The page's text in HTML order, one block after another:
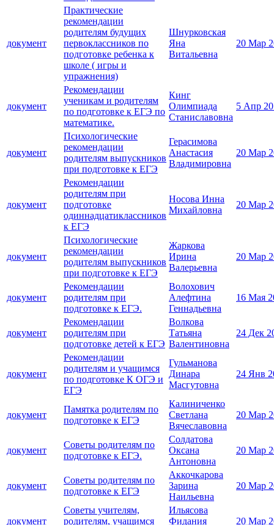
документ
Практические
рекомендации
родителям будущих
первоклассников по
подготовке ребенка к
школе ( игры и
упражнения)
Шнурковская
Яна
Витальевна
20 Мар
документ
Рекомендации
ученикам и родителям
по подготовке к ЕГЭ по
математике.
Кинг
Олимпиада
Станиславовна
5 Апр
документ
Психологические
рекомендации
родителям выпускников
при подготовке к ЕГЭ
Герасимова
Анастасия
Владимировна
20 Мар
документ
Рекомендации
родителям при
подготовке
одиннадцатиклассников
к ЕГЭ
Носова Инна
Михайловна
20 Мар
документ
Психологические
рекомендации
родителям выпускников
при подготовке к ЕГЭ
Жаркова
Ирина
Валерьевна
20 Мар
документ
Рекомендации
родителям при
подготовке к ЕГЭ.
Волохович
Алефтина
Геннадьевна
16 Мая
документ
Рекомендации
родителям при
подготовке детей к ЕГЭ
Волкова
Татьяна
Валентиновна
24 Дек
документ
Рекомендации
родителям и учащимся
по подготовке К ОГЭ и
ЕГЭ
Гульманова
Динара
Масгутовна
24 Янв
документ
Памятка родителям по
подготовке к ЕГЭ
Калиниченко
Светлана
Вячеславовна
20 Мар
документ
Советы родителям по
подготовке к ЕГЭ.
Солдатова
Оксана
Антоновна
20 Мар
документ
Советы родителям по
подготовке к ЕГЭ
Аккочкарова
Зарина
Наильевна
20 Мар
документ
Советы учителям,
родителям, учащимся
Ильясова
Фидания
20 Мар